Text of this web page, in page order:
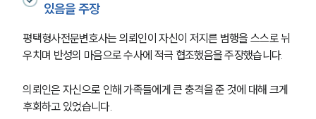
있음을 주장
평택형사전문변호사는 의뢰인이 자신이 저지른 범행을 스스로 뉘
우치며 반성의 마음으로 수사에 적극 협조했음을 주장했습니다.
의뢰인은 자신으로 인해 가족들에게 큰 충격을 준 것에 대해 크게
후회하고 있었습니다.